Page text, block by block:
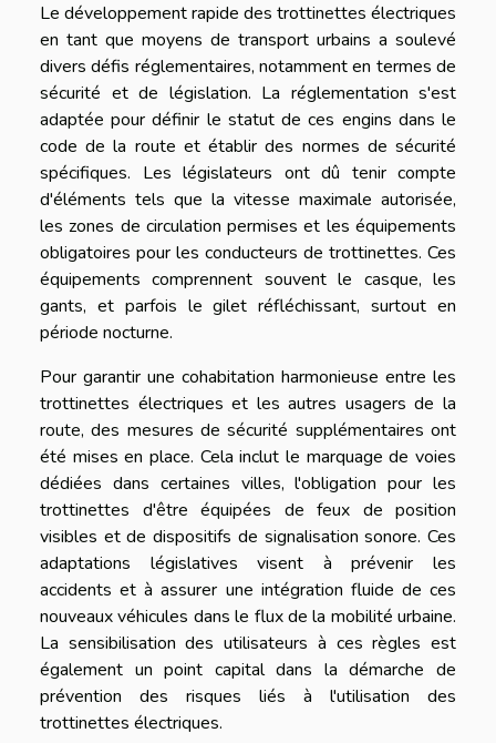
Le développement rapide des trottinettes électriques
en tant que moyens de transport urbains a soulevé
divers défis réglementaires, notamment en termes de
sécurité et de législation. La réglementation s'est
adaptée pour définir le statut de ces engins dans le
code de la route et établir des normes de sécurité
spécifiques. Les législateurs ont dû tenir compte
d'éléments tels que la vitesse maximale autorisée,
les zones de circulation permises et les équipements
obligatoires pour les conducteurs de trottinettes. Ces
équipements comprennent souvent le casque, les
gants, et parfois le gilet réfléchissant, surtout en
période nocturne.
Pour garantir une cohabitation harmonieuse entre les
trottinettes électriques et les autres usagers de la
route, des mesures de sécurité supplémentaires ont
été mises en place. Cela inclut le marquage de voies
dédiées dans certaines villes, l'obligation pour les
trottinettes d'être équipées de feux de position
visibles et de dispositifs de signalisation sonore. Ces
adaptations législatives visent à prévenir les
accidents et à assurer une intégration fluide de ces
nouveaux véhicules dans le flux de la mobilité urbaine.
La sensibilisation des utilisateurs à ces règles est
également un point capital dans la démarche de
prévention des risques liés à l'utilisation des
trottinettes électriques.